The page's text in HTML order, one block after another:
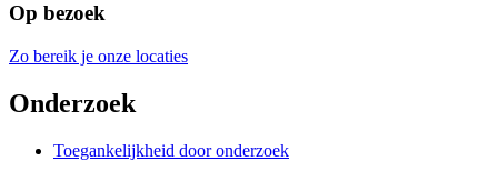
Op bezoek
Zo bereik je onze locaties
Onderzoek
Toegankelijkheid door onderzoek